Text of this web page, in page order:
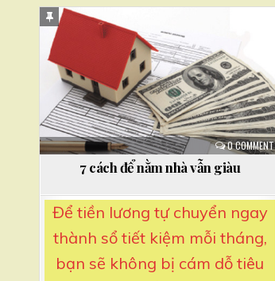
0 COMMENT
Posted
S
y
P
o
t
7 cách để nằm nhà vẫn giàu
Để tiền lương tự chuyển ngay
thành sổ tiết kiệm mỗi tháng,
bạn sẽ không bị cám dỗ tiêu